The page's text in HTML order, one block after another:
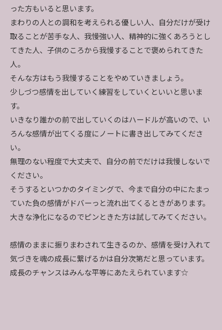
った方もいると思います。
まわりの人との調和を考えられる優しい人、自分だけが受け
取ることが苦手な人、我慢強い人、精神的に強くあろうとし
てきた人、子供のころから我慢することで褒められてきた
人。
そんな方はもう我慢することをやめていきましょう。
少しづつ感情を出していく練習をしていくといいと思いま
す。
いきなり誰かの前で出していくのはハードルが高いので、い
ろんな感情が出てくる度にノートに書き出してみてくださ
い。
無理のない程度で大丈夫で、自分の前でだけは我慢しないで
ください。
そうするといつかのタイミングで、今まで自分の中にたまっ
ていた負の感情がドバーっと流れ出てくるときがあります。
大きな浄化になるのでピンときた方は試してみてください。
感情のままに振りまわされて生きるのか、感情を受け入れて
気づきを魂の成長に繋げるかは自分次第だと思っています。
成長のチャンスはみんな平等にあたえられています☆